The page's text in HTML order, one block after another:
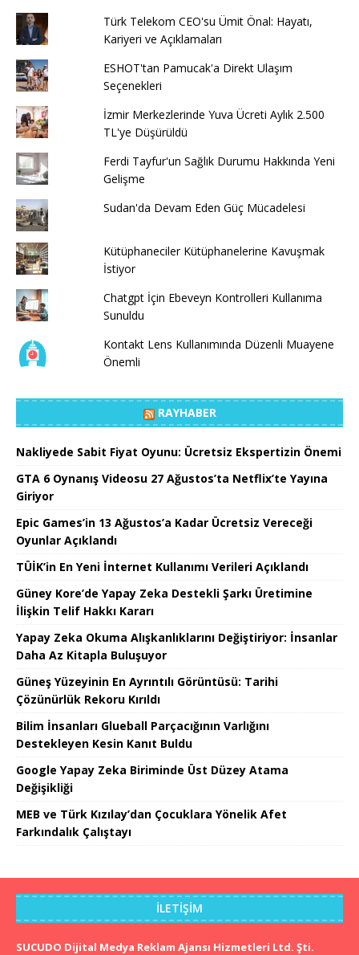
Türk Telekom CEO'su Ümit Önal: Hayatı,
Kariyeri ve Açıklamaları
ESHOT'tan Pamucak'a Direkt Ulaşım
Seçenekleri
İzmir Merkezlerinde Yuva Ücreti Aylık 2.500
TL'ye Düşürüldü
Ferdi Tayfur'un Sağlık Durumu Hakkında Yeni
Gelişme
Sudan'da Devam Eden Güç Mücadelesi
Kütüphaneciler Kütüphanelerine Kavuşmak
İstiyor
Chatgpt İçin Ebeveyn Kontrolleri Kullanıma
Sunuldu
Kontakt Lens Kullanımında Düzenli Muayene
Önemli
RAYHABER
Nakliyede Sabit Fiyat Oyunu: Ücretsiz Ekspertizin Önemi
GTA 6 Oynanış Videosu 27 Ağustos’ta Netflix’te Yayına
Giriyor
Epic Games’in 13 Ağustos’a Kadar Ücretsiz Vereceği
Oyunlar Açıklandı
TÜİK’in En Yeni İnternet Kullanımı Verileri Açıklandı
Güney Kore’de Yapay Zeka Destekli Şarkı Üretimine
İlişkin Telif Hakkı Kararı
Yapay Zeka Okuma Alışkanlıklarını Değiştiriyor: İnsanlar
Daha Az Kitapla Buluşuyor
Güneş Yüzeyinin En Ayrıntılı Görüntüsü: Tarihi
Çözünürlük Rekoru Kırıldı
Bilim İnsanları Glueball Parçacığının Varlığını
Destekleyen Kesin Kanıt Buldu
Google Yapay Zeka Biriminde Üst Düzey Atama
Değişikliği
MEB ve Türk Kızılay’dan Çocuklara Yönelik Afet
Farkındalık Çalıştayı
İLETIŞIM
SUCUDO Dijital Medya Reklam Ajansı Hizmetleri Ltd. Şti.